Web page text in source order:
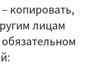
копировать,
лицам